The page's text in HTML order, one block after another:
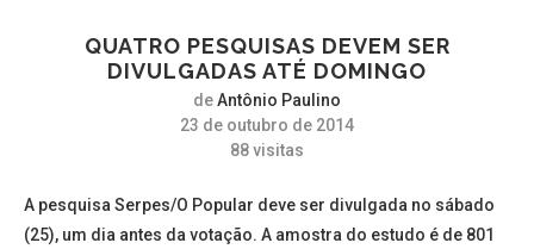
QUATRO PESQUISAS DEVEM SER
DIVULGADAS ATÉ DOMINGO
deAntônio Paulino
23 de outubro de 2014
88visitas
A pesquisa Serpes/O Popular deve ser divulgada no sábado
(25), um dia antes da votação. A amostra do estudo é de 801